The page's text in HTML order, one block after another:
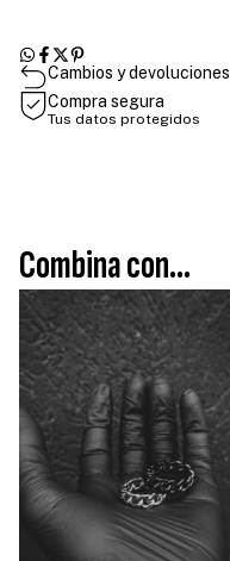
Cambios y devoluciones
Compra segura
Tus datos protegidos
Combina con...